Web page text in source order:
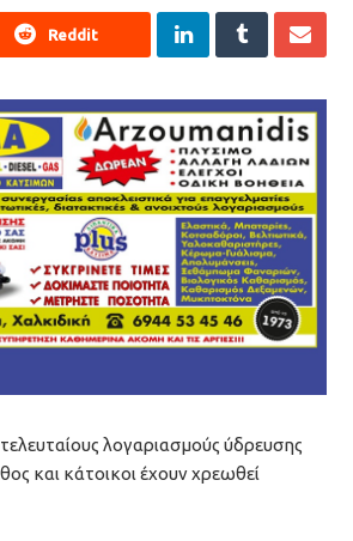
Reddit
λογαριασμούς ύδρευσης
και κάτοικοι έχουν χρεωθεί